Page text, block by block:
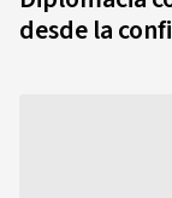
desde la